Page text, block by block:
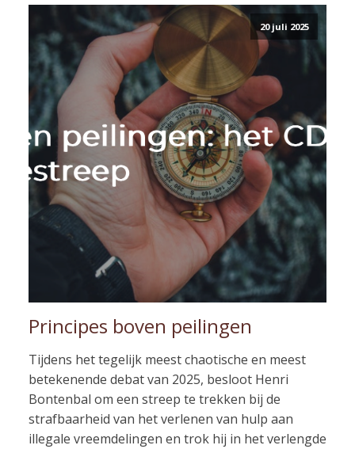
20 juli 2025
Principes boven peilingen
Tijdens het tegelijk meest chaotische en meest
betekenende debat van 2025, besloot Henri
Bontenbal om een streep te trekken bij de
strafbaarheid van het verlenen van hulp aan
illegale vreemdelingen en trok hij in het verlengde